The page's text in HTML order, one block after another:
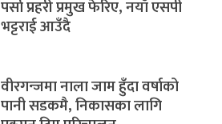
पर्सा प्रहरी प्रमुख फेरिए, नयाँ एसपी
भट्टराई आउँदै
वीरगन्जमा नाला जाम हुँदा वर्षाको
पानी सडकमै, निकासका लागि